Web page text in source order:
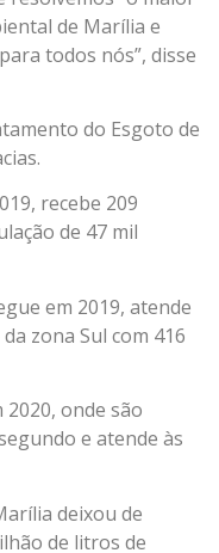
de Marília e
todos nós”, disse
do Esgoto de
recebe 209
de 47 mil
em 2019, atende
zona Sul com 416
onde são
e atende às
deixou de
de litros de